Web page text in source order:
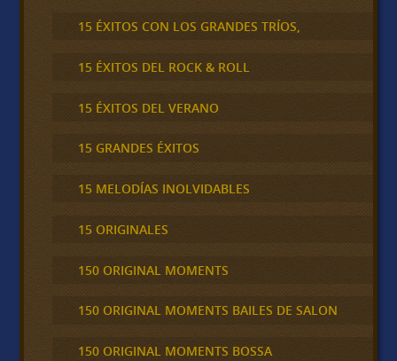
15 ÉXITOS CON LOS GRANDES TRÍOS,
15 ÉXITOS DEL ROCK & ROLL
15 ÉXITOS DEL VERANO
15 GRANDES ÉXITOS
15 MELODÍAS INOLVIDABLES
15 ORIGINALES
150 ORIGINAL MOMENTS
150 ORIGINAL MOMENTS BAILES DE SALON
150 ORIGINAL MOMENTS BOSSA